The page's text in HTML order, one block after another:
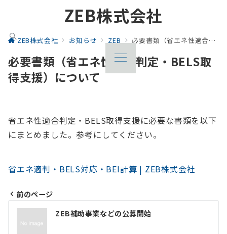
ZEB株式会社
ZEB株式会社 お知らせ ZEB 必要書類（省エネ性適合判定・BELS取得支援）について
必要書類（省エネ性適合判定・BELS取
得支援）について
省エネ性適合判定・BELS取得支援に必要な書類を以下
にまとめました。参考にしてください。
省エネ適判・BELS対応・BEI計算 | ZEB株式会社
投
前のページ
ZEB補助事業などの公募開始